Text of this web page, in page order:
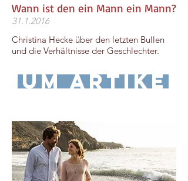
Wann ist den ein Mann ein Mann?
31.1.2016
Christina Hecke über den letzten Bullen
und die Verhältnisse der Geschlechter.
zum Artikel